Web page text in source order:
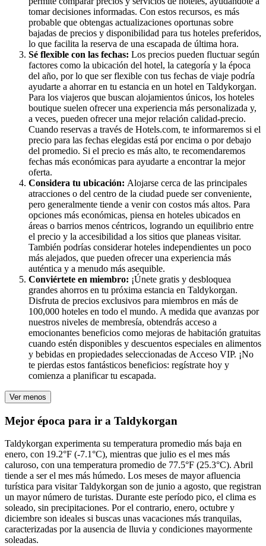
tomar decisiones informadas. Con estos recursos, es más
probable que obtengas actualizaciones oportunas sobre
bajadas de precios y disponibilidad para tus hoteles preferidos,
lo que facilita la reserva de una escapada de última hora.
Sé flexible con las fechas: Los precios pueden fluctuar según
factores como la ubicación del hotel, la categoría y la época
del año, por lo que ser flexible con tus fechas de viaje podría
ayudarte a ahorrar en tu estancia en un hotel en Taldykorgan.
Para los viajeros que buscan alojamientos únicos, los hoteles
boutique suelen ofrecer una experiencia más personalizada y,
a veces, pueden ofrecer una mejor relación calidad-precio.
Cuando reservas a través de Hotels.com, te informaremos si el
precio para las fechas elegidas está por encima o por debajo
del promedio. Si el precio es más alto, te recomendaremos
fechas más económicas para ayudarte a encontrar la mejor
oferta.
Considera tu ubicación: Alojarse cerca de las principales
atracciones o del centro de la ciudad puede ser conveniente,
pero generalmente tiende a venir con costos más altos. Para
opciones más económicas, piensa en hoteles ubicados en
áreas o barrios menos céntricos, logrando un equilibrio entre
el precio y la accesibilidad a los sitios que planeas visitar.
También podrías considerar hoteles independientes un poco
más alejados, que pueden ofrecer una experiencia más
auténtica y a menudo más asequible.
Conviértete en miembro: ¡Únete gratis y desbloquea
grandes ahorros en tu próxima estancia en Taldykorgan.
Disfruta de precios exclusivos para miembros en más de
100,000 hoteles en todo el mundo. A medida que avanzas por
nuestros niveles de membresía, obtendrás acceso a
emocionantes beneficios como mejoras de habitación gratuitas
cuando estén disponibles y descuentos especiales en alimentos
y bebidas en propiedades seleccionadas de Acceso VIP. ¡No
te pierdas estos fantásticos beneficios: regístrate hoy y
comienza a planificar tu escapada.
Ver menos
Mejor época para ir a Taldykorgan
Taldykorgan experimenta su temperatura promedio más baja en
enero, con 19.2°F (-7.1°C), mientras que julio es el mes más
caluroso, con una temperatura promedio de 77.5°F (25.3°C). Abril
tiende a ser el mes más húmedo. Los meses de mayor afluencia
turística para visitar Taldykorgan son de junio a agosto, que registran
un mayor número de turistas. Durante este período pico, el clima es
soleado, sin precipitaciones. Por el contrario, enero, octubre y
diciembre son ideales si buscas unas vacaciones más tranquilas,
caracterizadas por la ausencia de lluvia y condiciones mayormente
soleadas.